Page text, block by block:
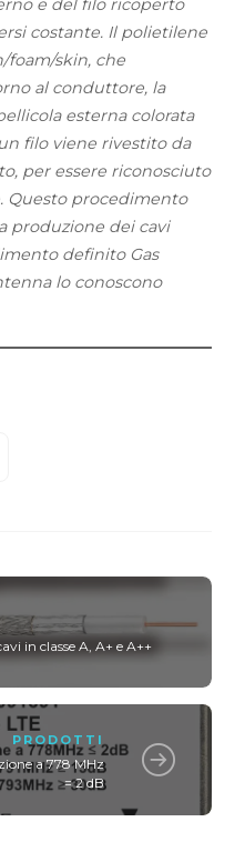
e del filo ricoperto
costante. Il polietilene
foam/skin, che
al conduttore, la
esterna colorata
filo viene rivestito da
per essere riconosciuto
Questo procedimento
produzione dei cavi
definito Gas
lo conoscono
in classe A, A+ e A++
PRODOTTI
a 778 MHz
= 2 dB